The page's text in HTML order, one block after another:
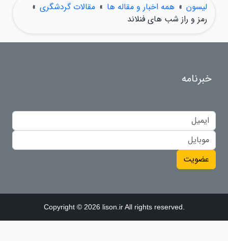
لیسون » همه اخبار و مقاله ها » مقالات گردشگری »
رمز و راز شب های فنلاند
خبرنامه
عضویت
Copyright © 2026 lison.ir All rights reserved.